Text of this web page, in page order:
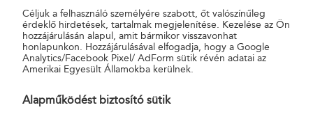
nem minősülnek nyilvános ajánlattételnek, konkrét pénzügyi eszközre és
ügyletre vonatkozó adó- vagy befektetési tanácsadásnak, befektetési vagy
pénzügyi elemzésnek, befektetési ajánlásnak.
További információk a Magyar Államkincstár weboldalán érhetők el.
Céljuk a felhasználó személyére szabott, őt valószínűleg
érdeklő hirdetések, tartalmak megjelenítése. Kezelése az Ön
hozzájárulásán alapul, amit bármikor visszavonhat
honlapunkon. Hozzájárulásával elfogadja, hogy a Google
Analytics/Facebook Pixel/ AdForm sütik révén adatai az
Amerikai Egyesült Államokba kerülnek.
Alapműködést biztosító sütik